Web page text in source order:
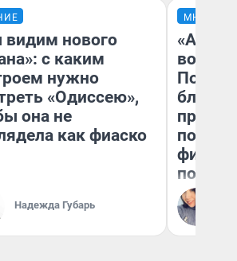
нового
с каким
нужно
«Одиссею»,
она не
как фиаско
Надежда Губарь
МНЕНИЕ
вот